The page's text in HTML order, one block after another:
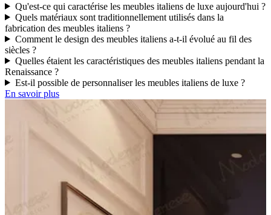
Qu'est-ce qui caractérise les meubles italiens de luxe aujourd'hui ?
Quels matériaux sont traditionnellement utilisés dans la
fabrication des meubles italiens ?
Comment le design des meubles italiens a-t-il évolué au fil des
siècles ?
Quelles étaient les caractéristiques des meubles italiens pendant la
Renaissance ?
Est-il possible de personnaliser les meubles italiens de luxe ?
En savoir plus